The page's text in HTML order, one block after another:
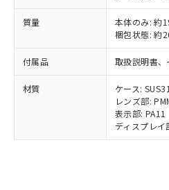
質量
本体のみ: 約
梱包状態: 約
付属品 取扱説明書
材質
ケース:
レンズ部:
表示部: PA11
ディスプレイ
示しないようお願
マイパーツ機能（
ビス）をご利用い
メンバーズにご登
あります。
お客様が当ウェブ
登録された部品リ
および当社の共同
品・サービスに関
引・商談に必要な
部品在庫の切り替え状
月が前後することがあり
※3 非含有証明書ダウ
下記の非含有証明書を
とができます。
「10」：通常の使用状
質が外部に漏えいし、
及ぼさない年数を意味
「－」：未確認です。
い合わせください。
該第三者に通知し
販売先および販売
法に輸出するおそ
り引きをいたしま
受注生産機種
情報を公開し